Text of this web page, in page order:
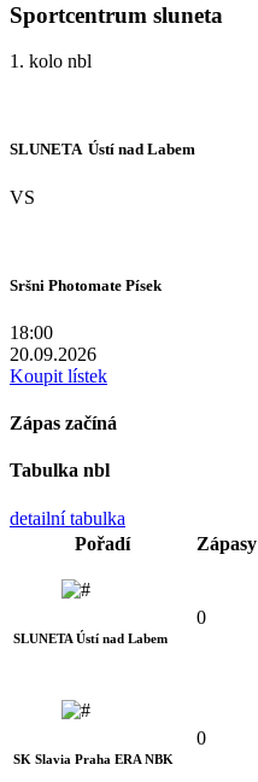
Sportcentrum sluneta
1. kolo nbl
SLUNETA  Ústí nad Labem
VS
Sršni Photomate Písek
18:00
20.09.2026
Koupit lístek
Zápas začíná
Tabulka nbl
detailní tabulka
Pořadí
Zápasy
SLUNETA Ústí nad Labem
0
SK Slavia Praha ERA NBK
0